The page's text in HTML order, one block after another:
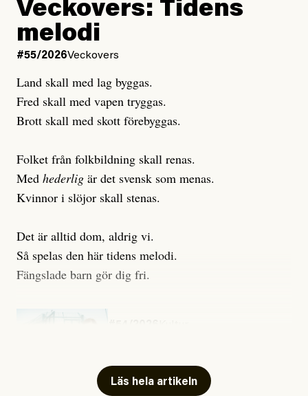
Publicerad6 August, 2026
Uppdaterad7 August, 2026
Publicerad3 August, 2026
Uppdaterad3 August, 2026
Veckovers: Tidens
melodi
#55/2026Veckovers
Land skall med lag byggas.
Fred skall med vapen tryggas.
Brott skall med skott förebyggas.
Folket från folkbildning skall renas.
Med hederlig är det svensk som menas.
Kvinnor i slöjor skall stenas.
Det är alltid dom, aldrig vi.
Så spelas den här tidens melodi.
Fängslade barn gör dig fri.
Läs hela artikeln